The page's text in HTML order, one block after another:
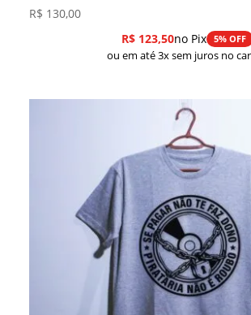
R$ 130,00
R$123,50no Pix 5% OFF
ou em até 3x sem juros no